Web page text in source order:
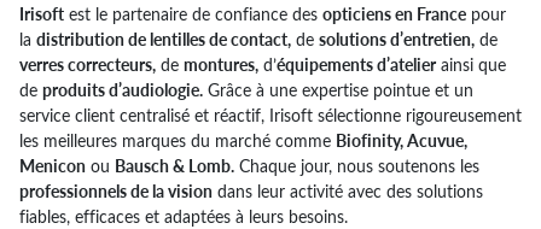
Irisoft est le partenaire de confiance des opticiens en France pour
la distribution de lentilles de contact, de solutions d’entretien, de
verres correcteurs, de montures, d’équipements d’atelierainsi que
de produits d’audiologie. Grâce à une expertise pointue et un
service client centralisé et réactif, Irisoft sélectionne rigoureusement
les meilleures marques du marché comme Biofinity, Acuvue,
Menicon ou Bausch & Lomb. Chaque jour, nous soutenons les
professionnels de la vision dans leur activité avec des solutions
fiables, efficaces et adaptées à leurs besoins.